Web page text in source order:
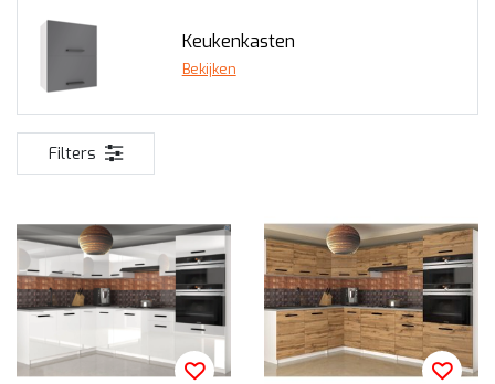
Keukenkasten
Bekijken
Filters